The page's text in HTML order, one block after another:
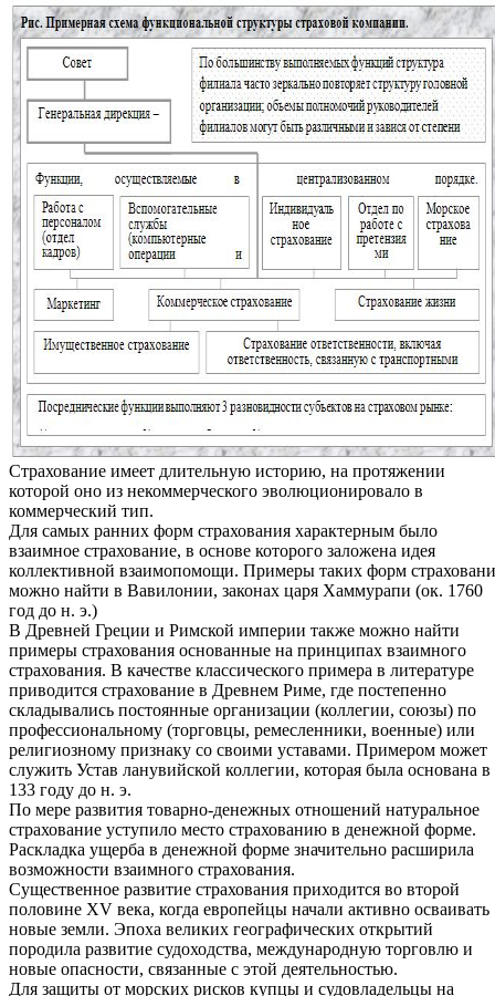
Страхование имеет длительную историю, на протяжении
которой оно из некоммерческого эволюционировало в
коммерческий тип.
Для самых ранних форм страхования характерным было
взаимное страхование, в основе которого заложена идея
коллективной взаимопомощи. Примеры таких форм
можно найти в Вавилонии, законах царя Хаммурапи (ок. 1760
год до н. э.)
В Древней Греции и Римской империи также можно найти
примеры страхования основанные на принципах взаимного
страхования. В качестве классического примера в литературе
приводится страхование в Древнем Риме, где постепенно
складывались постоянные организации (коллегии, союзы) по
профессиональному (торговцы, ремесленники, военные) или
религиозному признаку со своими уставами. Примером может
служить Устав ланувийской коллегии, которая была основана в
133 году до н. э.
По мере развития товарно-денежных отношений натуральное
страхование уступило место страхованию в денежной форме.
Раскладка ущерба в денежной форме значительно расширила
возможности взаимного страхования.
Существенное развитие страхования приходится во второй
половине XV века, когда европейцы начали активно осваивать
новые земли. Эпоха великих географических открытий
породила развитие судоходства, международную торговлю и
новые опасности, связанные с этой деятельностью.
Для защиты от морских рисков купцы и судовладельцы на